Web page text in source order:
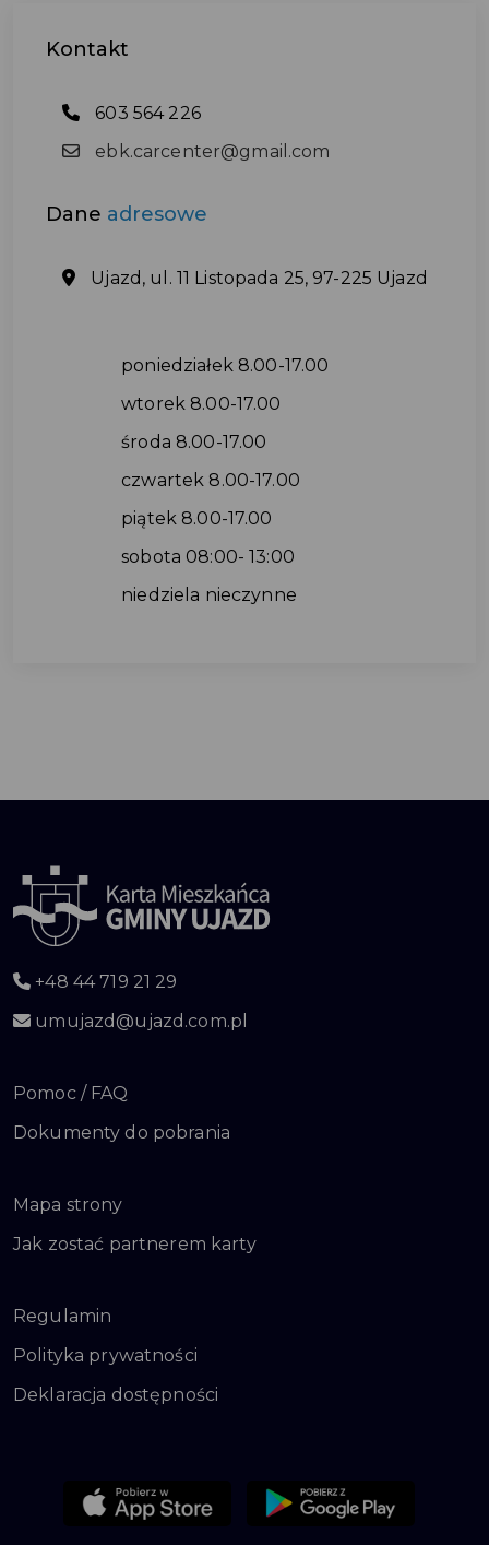
Kontakt
603 564 226
ebk.carcenter@gmail.com
Dane adresowe
Ujazd, ul. 11 Listopada 25, 97-225 Ujazd
poniedziałek 8.00-17.00
wtorek 8.00-17.00
środa 8.00-17.00
czwartek 8.00-17.00
piątek 8.00-17.00
sobota 08:00- 13:00
niedziela nieczynne
+48 44 719 21 29
umujazd@ujazd.com.pl
Pomoc / FAQ
Dokumenty do pobrania
Mapa strony
Jak zostać partnerem karty
Regulamin
Polityka prywatności
Deklaracja dostępności